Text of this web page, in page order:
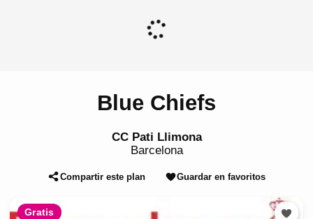
Blue Chiefs
CC Pati Llimona
Barcelona
Compartir este plan Guardar en favoritos
Gratis